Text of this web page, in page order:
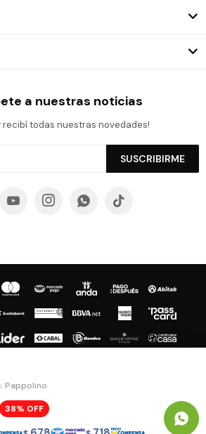
Pappolino
38
a nuestras noticias
recibí todas nuestras novedades!
SUSCRIBIRME
   